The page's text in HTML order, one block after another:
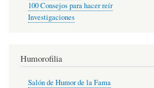
100 Consejos para hacer reír
Investigaciones
Humorofilia
Salón de Humor de la Fama